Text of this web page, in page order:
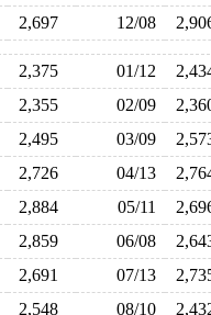
2,697 12/08
2,375 01/12
2,355 02/09
2,495 03/09
2,726 04/13
2,884 05/11
2,859 06/08
2,691 07/13
2,548 08/10